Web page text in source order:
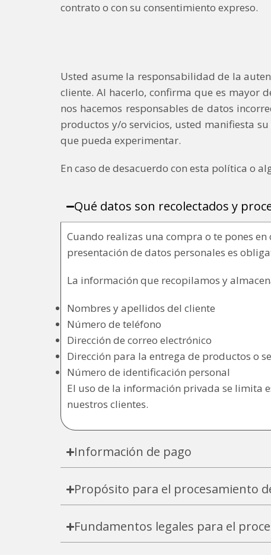
contrato o con su consentimiento expreso.
Usted asume la responsabilidad de la
cliente. Al hacerlo, confirma que es mayor
nos hacemos responsables de datos
productos y/o servicios, usted manifiesta
que pueda experimentar.
En caso de desacuerdo con esta política o
Qué datos son recolectados y
Cuando realizas una compra o te pones
presentación de datos personales es
La información que recopilamos y
Nombres y apellidos del cliente
Número de teléfono
Dirección de correo electrónico
Dirección para la entrega de productos o
Número de identificación personal
El uso de la información privada se limita
nuestros clientes.
Información de pago
Propósito para el procesamiento
Fundamentos legales para el